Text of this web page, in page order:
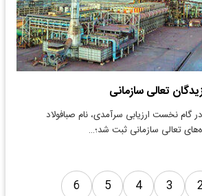
تعالی سازمانی
گام نخست ارزیابی سرآمدی، نام صبافولاد
تعالی سازمانی ثبت شد؛…
3
4
5
6